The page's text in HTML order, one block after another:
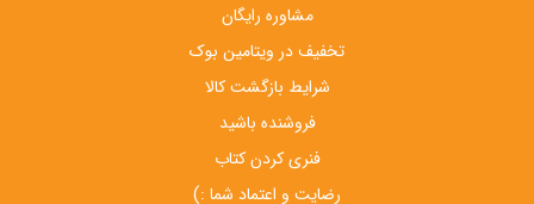
مشاوره رایگان
تخفیف در ویتامین بوک
شرایط بازگشت کالا
فروشنده باشید
فنری کردن کتاب
رضایت و اعتماد شما :)